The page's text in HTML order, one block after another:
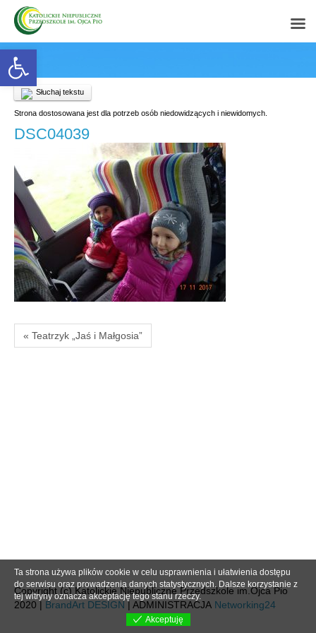
Open toolbar
Słuchaj tekstu
Strona dostosowana jest dla potrzeb osób niedowidzących i niewidomych.
DSC04039
« Teatrzyk „Jaś i Małgosia”
Copyright (c) Katolickie Niepubliczne Przedszkole im.Ojca Pio
2020 | BrandArt DESIGN | ADMINISTRACJA Networking24
Ta strona używa plików cookie w celu usprawnienia i ułatwienia dostępu
do serwisu oraz prowadzenia danych statystycznych. Dalsze korzystanie z
tej witryny oznacza akceptację tego stanu rzeczy.
Akceptuję